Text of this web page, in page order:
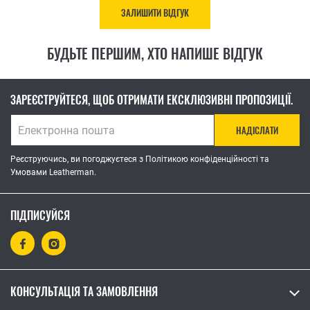
ЗАЛИШИТИ ВІДГУК
БУДЬТЕ ПЕРШИМ, ХТО НАПИШЕ ВІДГУК
ЗАРЕЄСТРУЙТЕСЯ, ЩОБ ОТРИМАТИ ЕКСКЛЮЗИВНІ ПРОПОЗИЦІЇ.
НАДІСЛАТИ
Реєструючись, ви погоджуєтеся з Політикою конфіденційності та
Умовами Leatherman.
ПІДПИСУЙСЯ
КОНСУЛЬТАЦІЯ ТА ЗАМОВЛЕННЯ